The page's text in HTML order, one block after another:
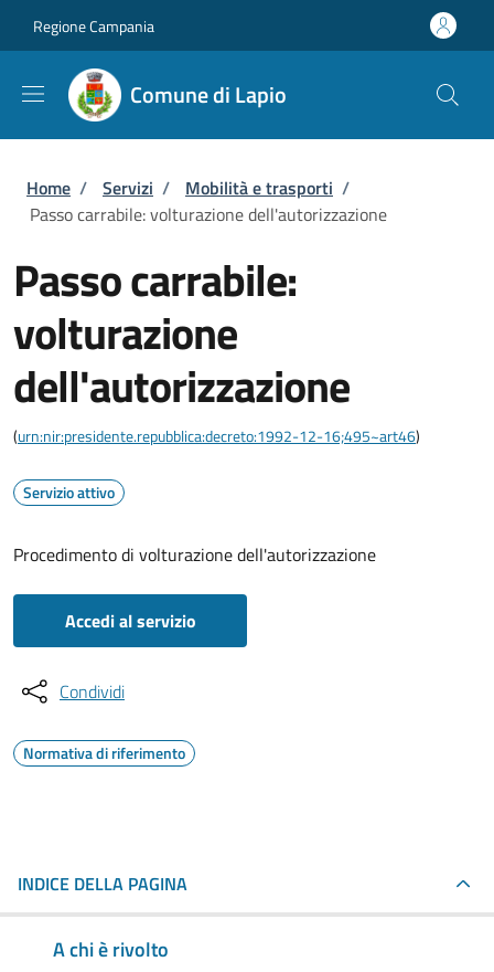
Regione Campania
Comune di Lapio
Briciole di pane
Home / Servizi / Mobilità e trasporti /
Passo carrabile: volturazione dell'autorizzazione
Passo carrabile:
volturazione
dell'autorizzazione
(urn:nir:presidente.repubblica:decreto:1992-12-16;495~art46)
Servizio attivo
Procedimento di volturazione dell'autorizzazione
Accedi al servizio
Condividi
Normativa di riferimento
INDICE DELLA PAGINA
A chi è rivolto